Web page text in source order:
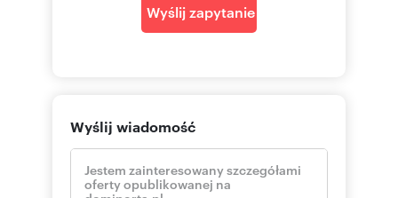
Wyślij zapytanie
Wyślij wiadomość